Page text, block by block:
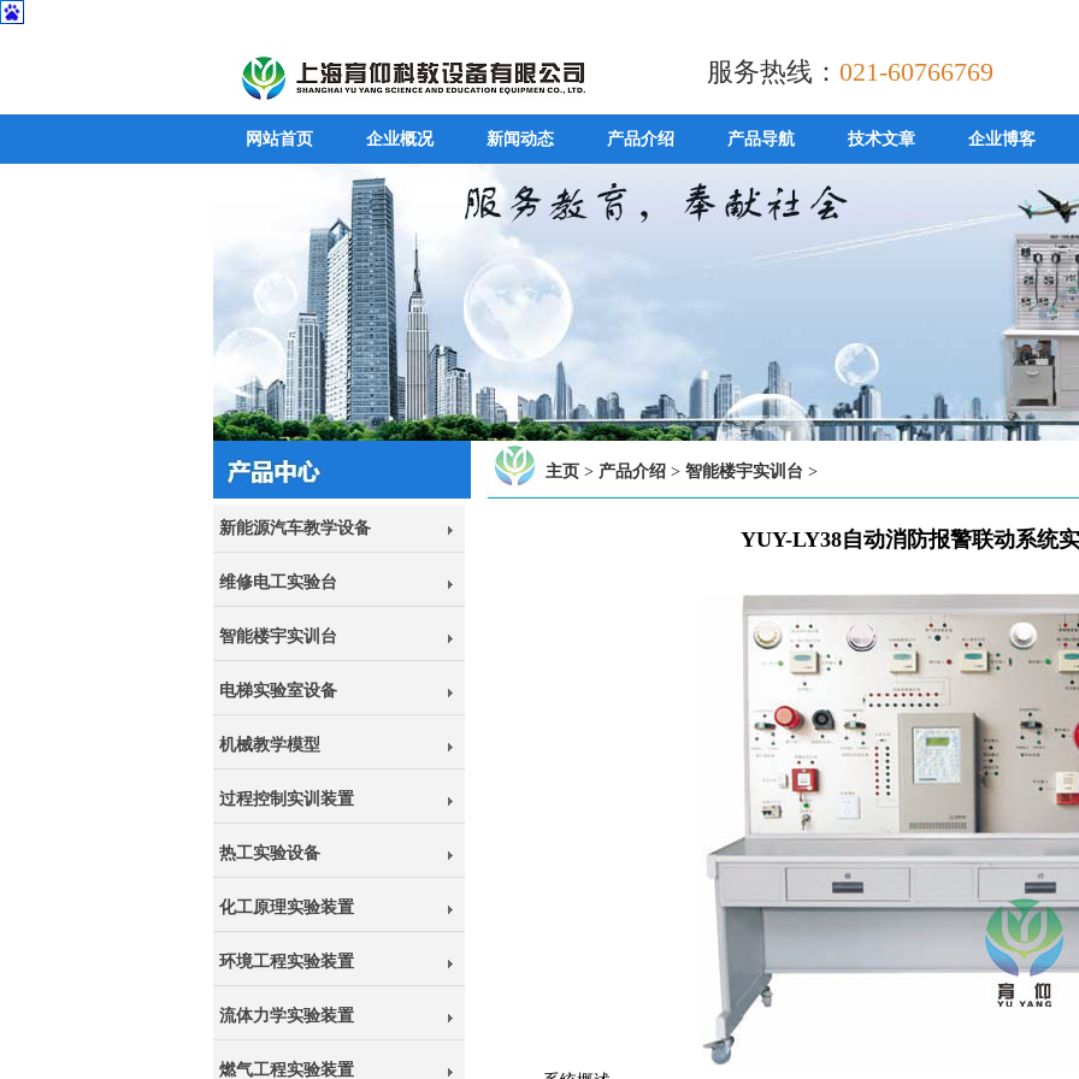
服务热线： 021-60766769
网站首页 企业概况 新闻动态 产品介绍 产品导航 技术文章 企业博客
新能源汽车教学设备
维修电工实验台
智能楼宇实训台
电梯实验室设备
机械教学模型
过程控制实训装置
热工实验设备
化工原理实验装置
环境工程实验装置
流体力学实验装置
燃气工程实验装置
主页> 产品介绍> 智能楼宇实训台 >
YUY-LY38自动消防报警联动系统